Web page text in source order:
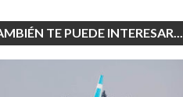
TE PUEDE INTERESAR...